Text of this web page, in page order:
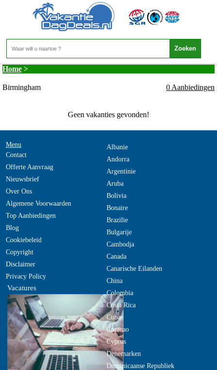
Verenigd Koninkrijk - Engeland - Birmingham
Home >
Birmingham 0 Aanbiedingen
Geen vakanties gevonden!
Menu
Contact
Offerte Aanvraag
Nieuwsbrief
Over Ons
Algemene Voorwaarden
Top Aanbiedingen
Blog
Cookiebeleid
Copyright
Disclaimer
Privacy Policy
Vacatures
Albanie
Andorra
Argentinie
Aruba
Bolivia
Bonaire
Brazilie
Bulgarije
Cambodja
Canada
Canarische Eilanden
China
Colombia
Costa Rica
Cuba
Curacao
Cyprus
Denemarken
Dominicaanse Republiek